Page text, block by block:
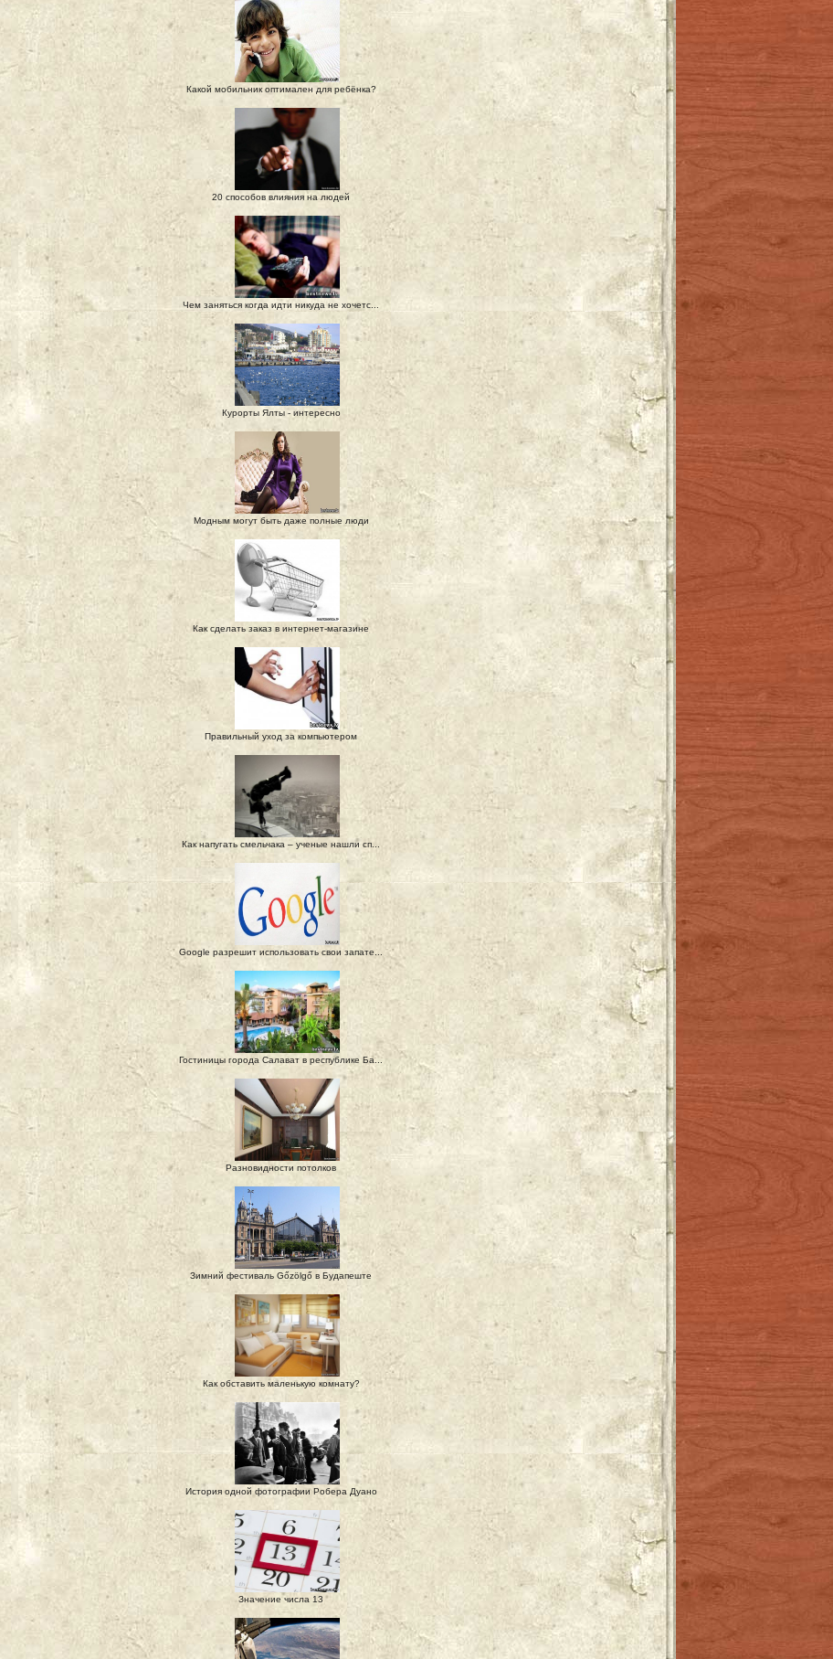
Какой мобильник оптимален для ребёнка?
20 способов влияния на людей
Чем заняться когда идти никуда не хочетс...
Курорты Ялты - интересно
Модным могут быть даже полные люди
Как сделать заказ в интернет-магазине
Правильный уход за компьютером
Как напугать смельчака – ученые нашли сп...
Google разрешит использовать свои запате...
Гостиницы города Салават в республике Ба...
Разновидности потолков
Зимний фестиваль Gőzölgő в Будапеште
Как обставить маленькую комнату?
История одной фотографии Робера Дуано
Значение числа 13